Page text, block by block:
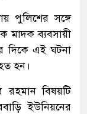
পুলিশের সঙ্গে
মাদক ব্যবসায়ী
দিকে এই ঘটনা
হন।
রহমান বিষয়টি
ইউনিয়নের